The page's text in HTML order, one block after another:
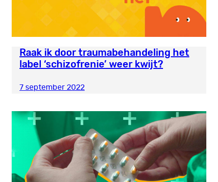
Raak ik door traumabehandeling het
label ‘schizofrenie’ weer kwijt?
7 september 2022